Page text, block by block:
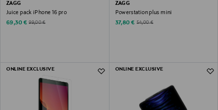
ZAGG
Juice pack iPhone 16 pro
Discounted Price
69,30 € Original Price
99,00 €
ZAGG
Powerstation plus mini
Discounted Price
37,80 € Original Price
54,00 €
ONLINE EXCLUSIVE ONLINE EXCLUSIVE